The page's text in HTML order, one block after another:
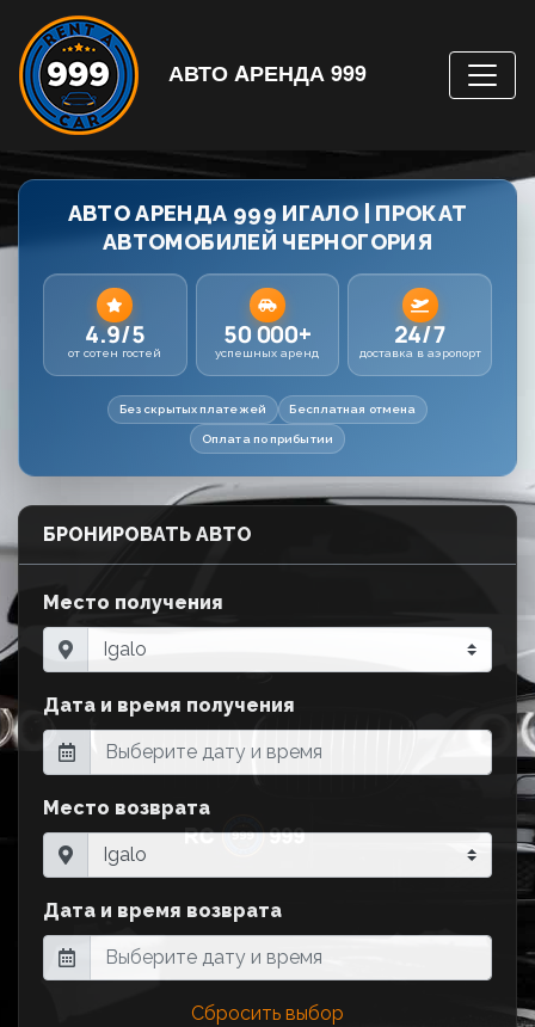
АВТО AРЕНДА 999
АВТО АРЕНДА 999 ИГАЛО | ПРОКАТ
АВТОМОБИЛЕЙ ЧЕРНОГОРИЯ
4.9/5
от сотен гостей
50 000+
успешных аренд
24/7
доставка в аэропорт
Без скрытых платежей Бесплатная отмена
Оплата по прибытии
БРОНИРОВАТЬ АВТО
Место получения
Дата и время получения
Место возврата
Дата и время возврата
Сбросить выбор